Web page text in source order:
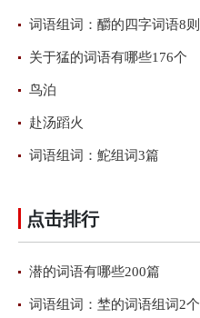
词语组词：釂的四字词语8则
关于猛的词语有哪些176个
鸟泊
赴汤蹈火
词语组词：鮀组词3篇
点击排行
潜的词语有哪些200篇
词语组词：埜的词语组词2个